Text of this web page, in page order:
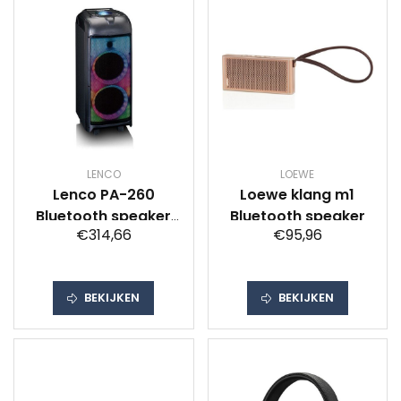
LENCO
Lenco PA-260
Bluetooth speaker
Zwart
€314,66
BEKIJKEN
LOEWE
Loewe klang m1
Bluetooth speaker
€95,96
BEKIJKEN